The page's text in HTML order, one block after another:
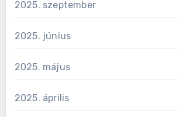
2025. szeptember
2025. június
2025. május
2025. április